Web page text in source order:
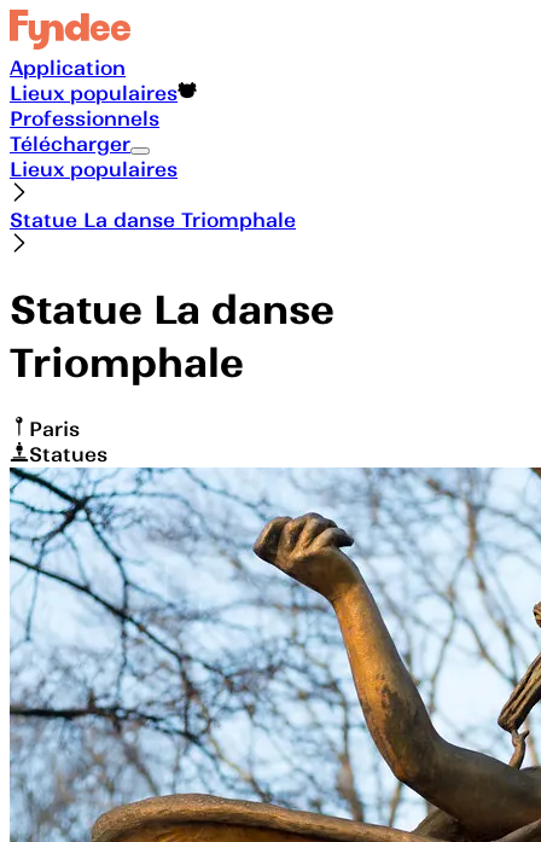
Application
Lieux populaires
Professionnels
Télécharger
Lieux populaires
Statue La danse Triomphale
Statue La danse
Triomphale
Paris
Statues